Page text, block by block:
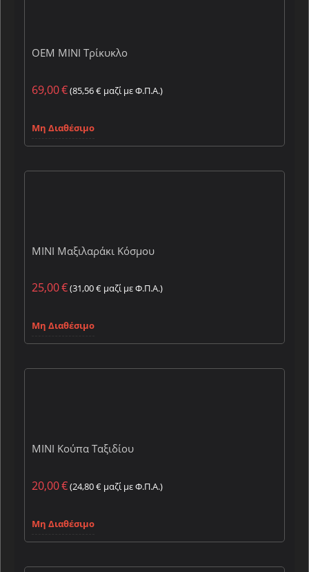
OEM MINI Τρίκυκλο
69,00€(85,56€ μαζί με Φ.Π.Α.)
Μη Διαθέσιμο
MINI Μαξιλαράκι Κόσμου
25,00€(31,00€ μαζί με Φ.Π.Α.)
Μη Διαθέσιμο
MINI Κούπα Ταξιδίου
20,00€(24,80€ μαζί με Φ.Π.Α.)
Μη Διαθέσιμο